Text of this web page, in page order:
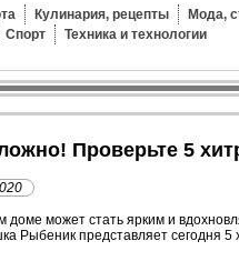
Кулинария, рецепты Мода,
Спорт Техника и технологии
Проверьте 5
доме может стать ярким и
Рыбеник представляет сегодня 5